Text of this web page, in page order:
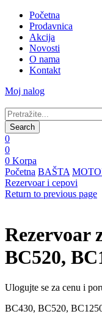
Početna
Prodavnica
Akcija
Novosti
O nama
Kontakt
Moj nalog
Search
0
0
0 Korpa
Početna BAŠTA
Rezervoar i cepovi
Return to previous page
Rezervoar
BC520,
Ulogujte se za cenu i
BC430, BC520,